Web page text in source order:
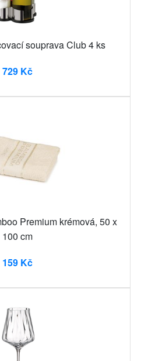
souprava Club 4 ks
729 Kč
Premium krémová, 50 x
100 cm
159 Kč